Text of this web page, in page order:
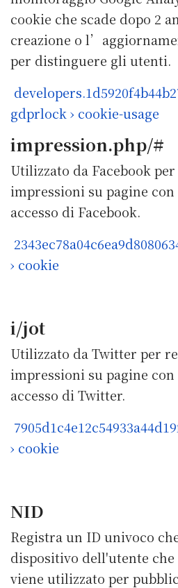
cookie che scade dopo 2
creazione o
per distinguere gli utenti.
gdprlock › cookie-usage
impression.php/#
Utilizzato da Facebook
impressioni su pagine
accesso di Facebook.
› cookie
i/jot
Utilizzato da Twitter per
impressioni su pagine
accesso di Twitter.
› cookie
NID
Registra un ID univoco
dispositivo dell'utente
viene utilizzato per